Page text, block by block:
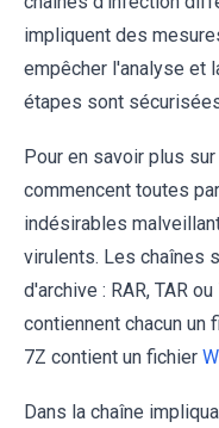
impliquent des
empêcher l'analyse et
étapes sont
Pour en savoir plus
commencent toutes
indésirables
virulents. Les chaînes
d'archive : RAR, TAR
contiennent chacun un
7Z contient un fichier
Dans la chaîne